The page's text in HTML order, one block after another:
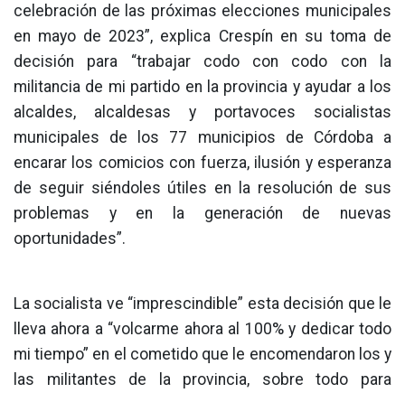
celebración de las próximas elecciones municipales
en mayo de 2023”, explica Crespín en su toma de
decisión para “trabajar codo con codo con la
militancia de mi partido en la provincia y ayudar a los
alcaldes, alcaldesas y portavoces socialistas
municipales de los 77 municipios de Córdoba a
encarar los comicios con fuerza, ilusión y esperanza
de seguir siéndoles útiles en la resolución de sus
problemas y en la generación de nuevas
oportunidades”.
La socialista ve “imprescindible” esta decisión que le
lleva ahora a “volcarme ahora al 100% y dedicar todo
mi tiempo” en el cometido que le encomendaron los y
las militantes de la provincia, sobre todo para